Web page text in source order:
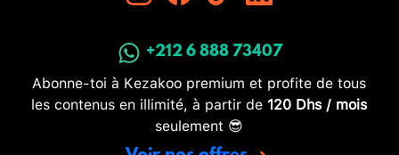
+212 6 888 73407
Abonne-toi à Kezakoo premium et profite de tous
les contenus en illimité, à partir de 120 Dhs / mois
seulement 😎